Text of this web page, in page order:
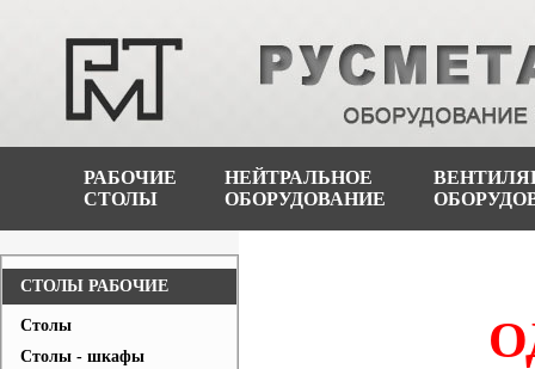
РАБОЧИЕ
СТОЛЫ
НЕЙТРАЛЬНОЕ
ОБОРУДОВАНИЕ
СТОЛЫ РАБОЧИЕ
Столы
Столы - шкафы